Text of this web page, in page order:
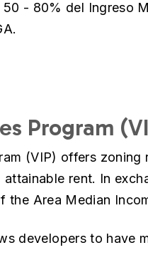
- 80% del Ingreso
Program
(VIP) offers
rent. In
the Area Median
developers to have